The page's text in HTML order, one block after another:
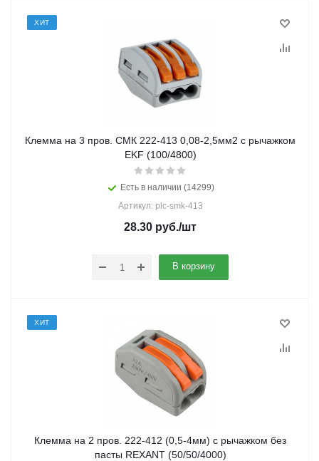
ХИТ
Клемма на 3 пров. СМК 222-413 0,08-2,5мм2 с рычажком
EKF (100/4800)
Есть в наличии (14299)
Артикул: plc-smk-413
28.30 руб./шт
В корзину
ХИТ
Клемма на 2 пров. 222-412 (0,5-4мм) с рычажком без
пасты REXANT (50/50/4000)